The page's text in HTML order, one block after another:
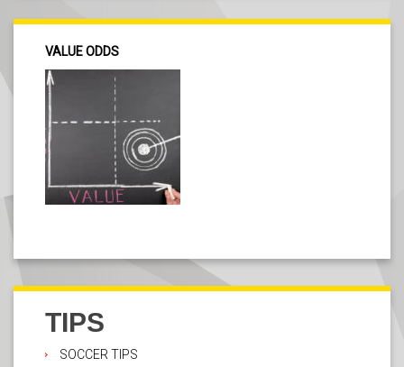
VALUE ODDS
TIPS
SOCCER TIPS